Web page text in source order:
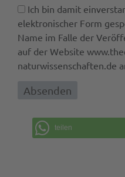
Ich bin damit
elektronischer Form
Name im Falle der
auf der Website
naturwissenschaften.de
teilen